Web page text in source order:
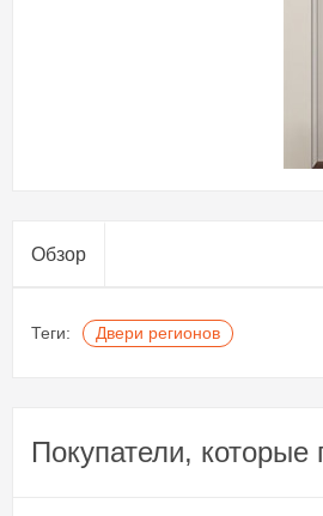
Обзор
Теги: Двери регионов
Покупатели,